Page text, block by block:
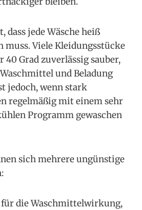
dass jede Wäsche heiß
muss. Viele Kleidungsstücke
40 Grad zuverlässig sauber,
und Beladung
jedoch, wenn stark
regelmäßig mit einem sehr
Programm gewaschen
sich mehrere ungünstige
die Waschmittelwirkung,